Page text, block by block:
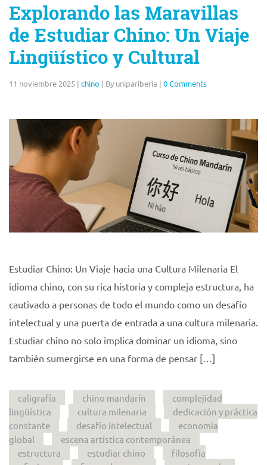
Explorando las Maravillas
de Estudiar Chino: Un Viaje
Lingüístico y Cultural
11 noviembre 2025 | chino | By unipariberia | 0 Comments
Estudiar Chino: Un Viaje hacia una Cultura Milenaria El
idioma chino, con su rica historia y compleja estructura, ha
cautivado a personas de todo el mundo como un desafío
intelectual y una puerta de entrada a una cultura milenaria.
Estudiar chino no solo implica dominar un idioma, sino
también sumergirse en una forma de pensar […]
caligrafía chino mandarín
complejidad
lingüística
cultura milenaria
dedicación y práctica
constante
desafío intelectual
economía
global
escena artística contemporánea
estructura
estudiar chino
filosofía